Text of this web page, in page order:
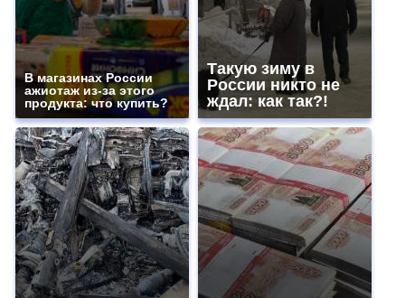
В магазинах России
ажиотаж из-за этого
продукта: что купить?
Такую зиму в
России никто не
ждал: как так?!